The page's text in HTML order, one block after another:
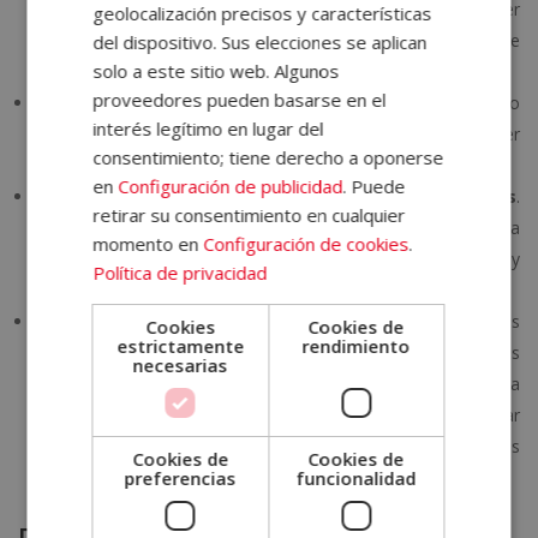
intensifica la circulación sanguínea, lo que puede tener
efectos beneficiosos sobre la salud de la piel, ayudando a que
se vea más firme y rejuvenecida.
Estimula la producción de colágeno. El frío aplicado
estimula la producción de colágeno, esencial para mantener
la elasticidad y la firmeza de la piel.
Reducción de la celulitis y la retención de líquidos.
Favorece la eliminación de toxinas y la mejora de la
circulación en áreas con celulitis, ayudando a suavizar la piel y
reducir la hinchazón.
Tratamiento no invasivo y rápido. A diferencia de otros
procedimientos estéticos más invasivos, la crioterapia es
rápida y no requiere tiempo de recuperación, lo que la
convierte en una opción popular para quienes buscan mejorar
su apariencia sin someterse a cirugías o procedimientos más
geolocalización precisos y características
del dispositivo. Sus elecciones se aplican
solo a este sitio web. Algunos
proveedores pueden basarse en el
interés legítimo en lugar del
consentimiento; tiene derecho a oponerse
enConfiguración de publicidad. Puede
retirar su consentimiento en cualquier
momento enConfiguración de cookies.
Política de privacidad
Cookies
estrictamente
necesarias
Cookies de
rendimiento
Cookies de
preferencias
Cookies de
funcionalidad